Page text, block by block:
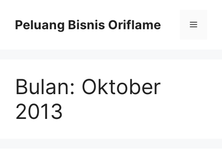
Peluang Bisnis Oriflame
Bulan: Oktober
2013